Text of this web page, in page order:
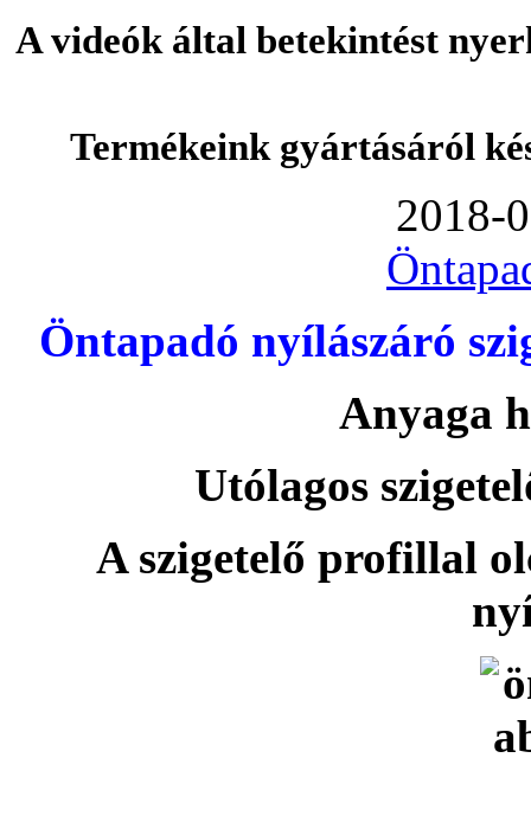
A videók által betekintést
Termékeink gyártásáról
2018-
Öntapadó nyílászáró
Anyaga
Utólagos
A szigetelő profillal